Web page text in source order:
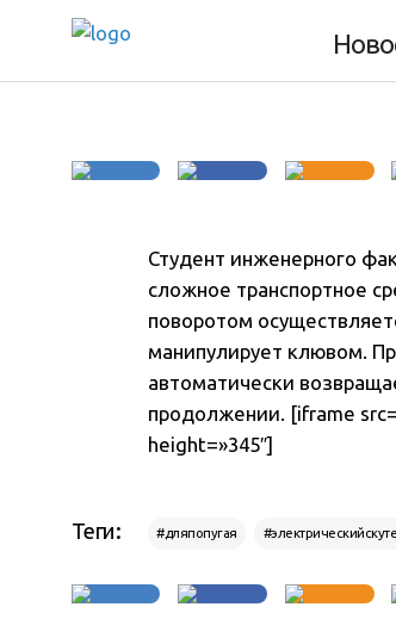
Студент инженерного
сложное транспортное
поворотом
манипулирует клювом.
автоматически
продолжении. [iframe
height=»345″]
Теги: #дляпопугая